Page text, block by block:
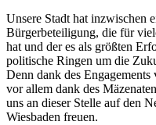
Unsere Stadt hat inzwischen
Bürgerbeteiligung, die für
hat und der es als größten
politische Ringen um die
Denn dank des
vor allem dank des
uns an dieser Stelle auf den
Wiesbaden freuen.